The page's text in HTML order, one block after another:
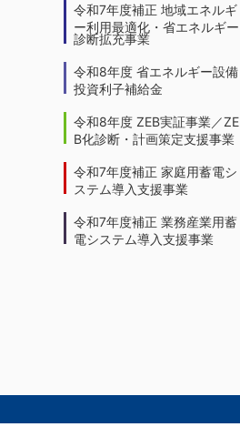
令和7年度補正 地域エネルギ
ー利用最適化・省エネルギー
診断拡充事業
令和8年度 省エネルギー設備
投資利子補給金
令和8年度 ZEB実証事業／ZE
B化診断・計画策定支援事業
令和7年度補正 家庭用蓄電シ
ステム導入支援事業
令和7年度補正 業務産業用蓄
電システム導入支援事業